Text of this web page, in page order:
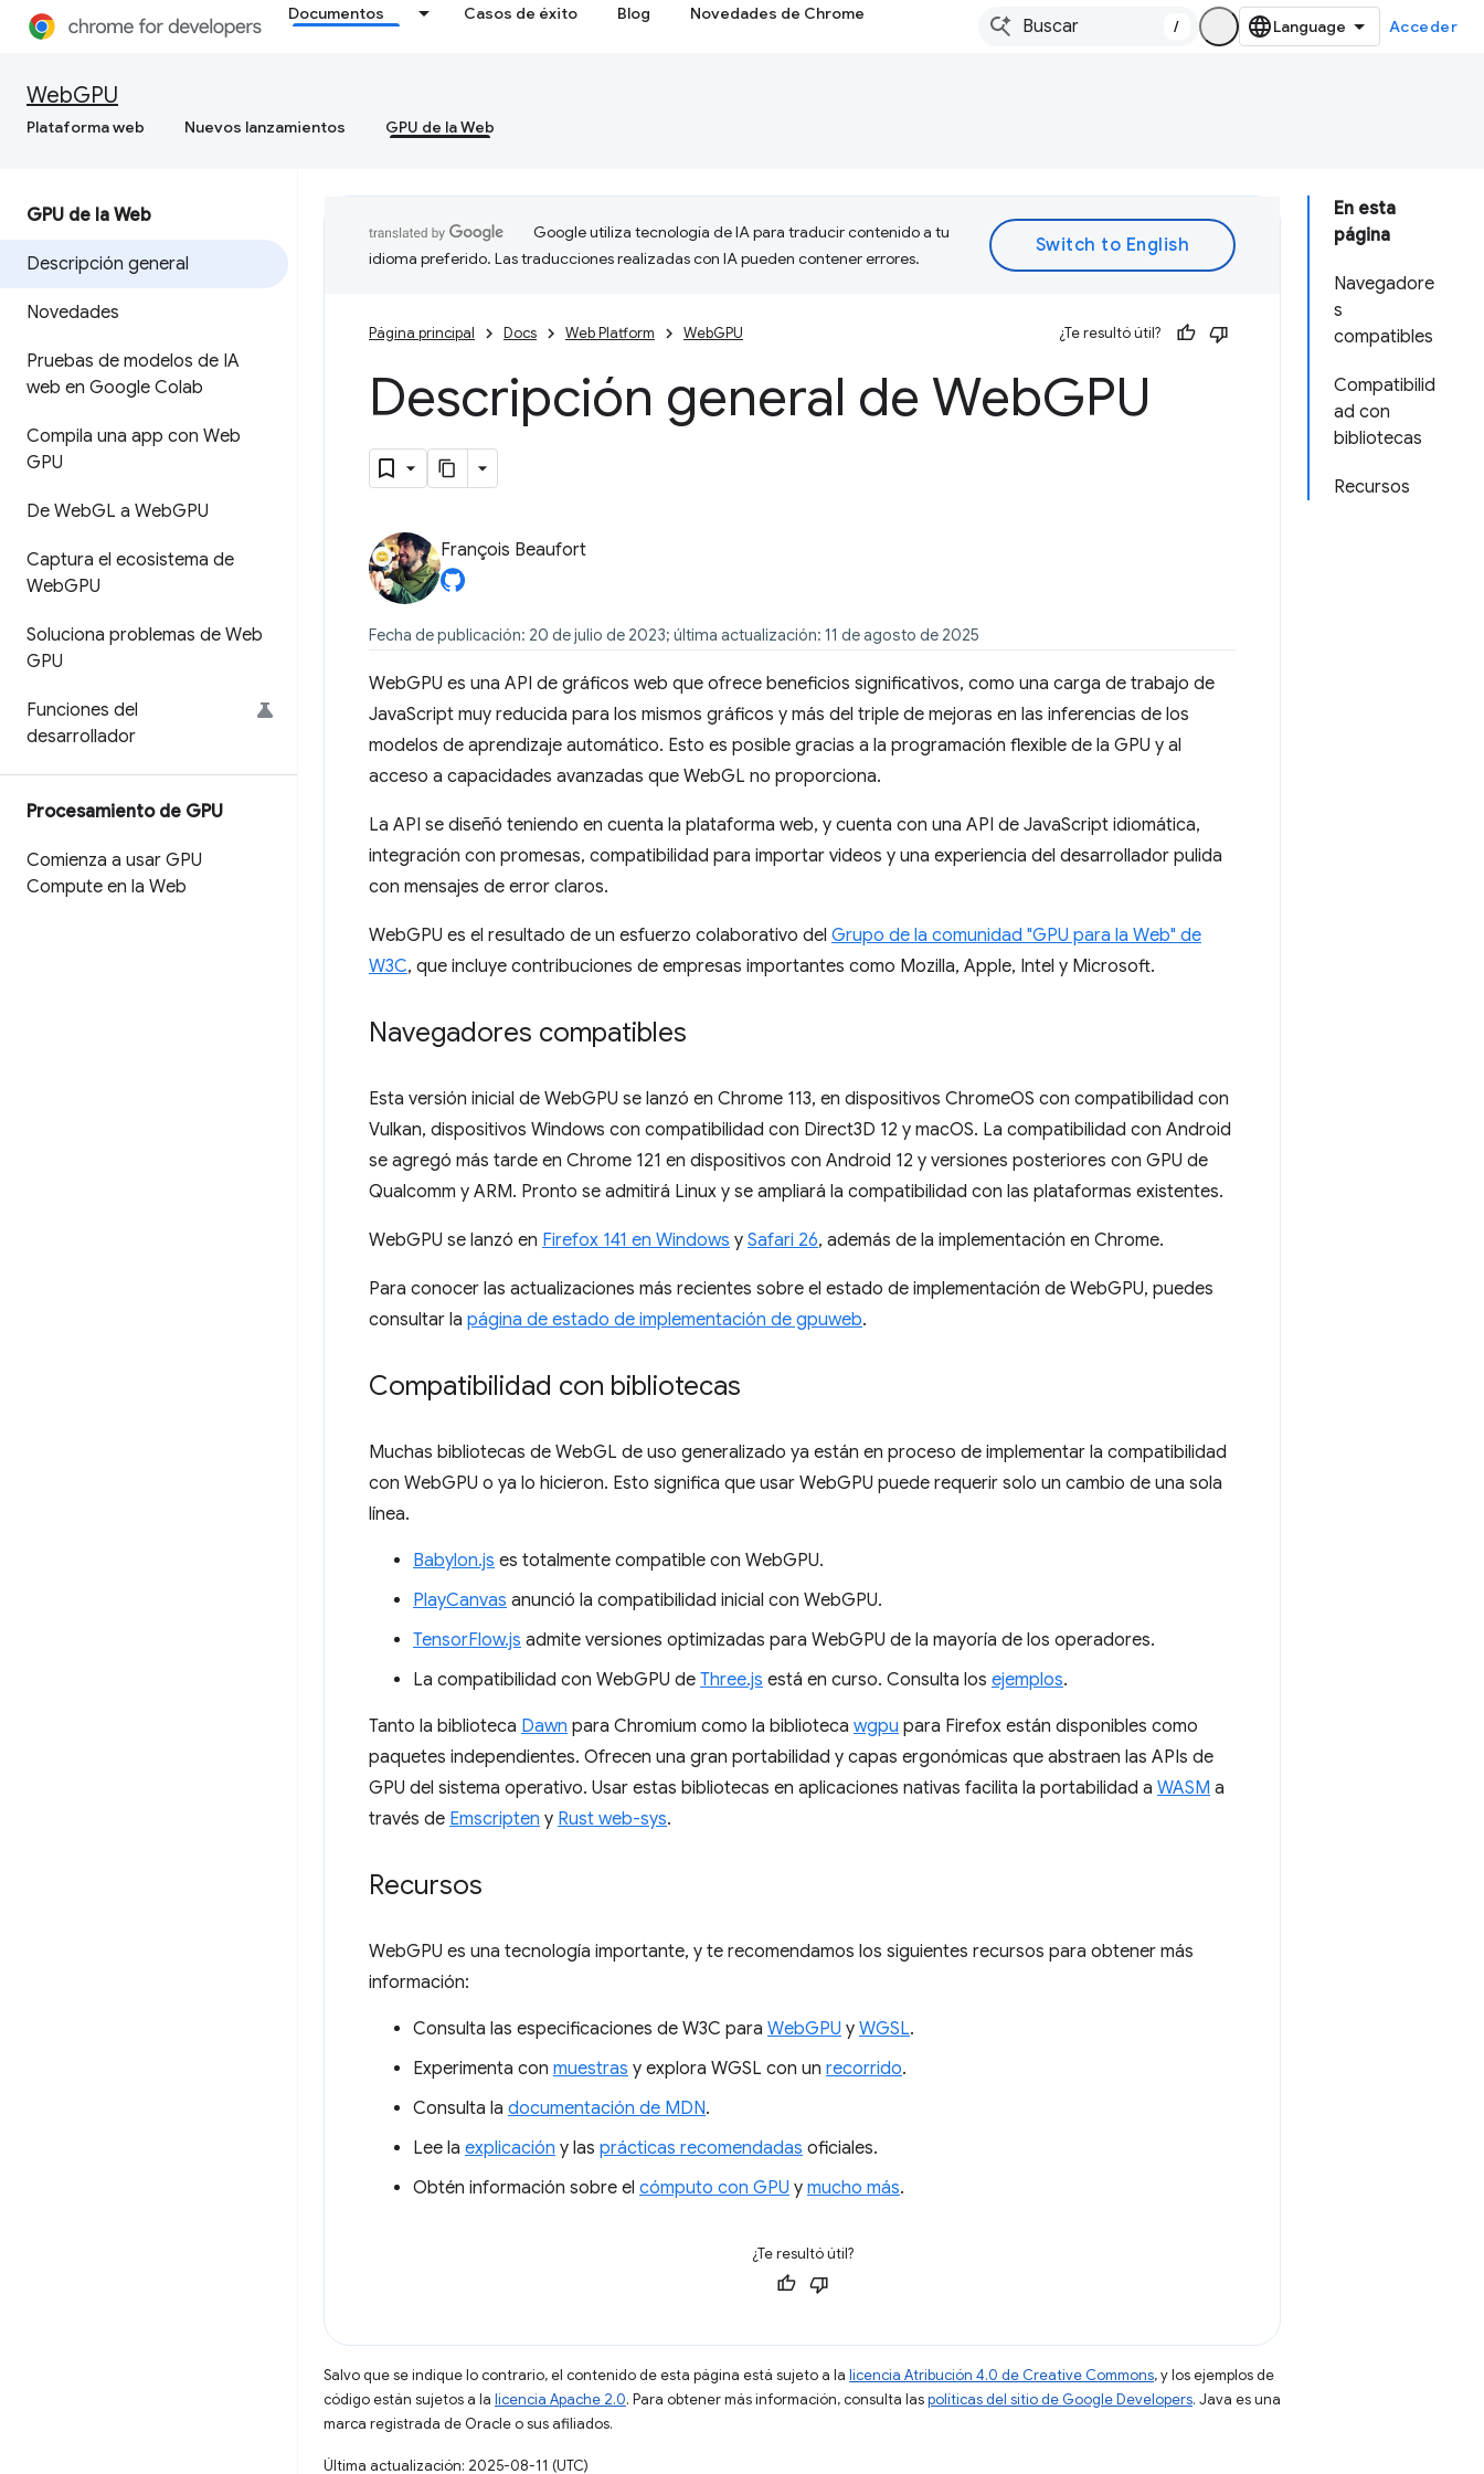
Documentos Casos de éxito Blog Novedades de Chrome
/ Acceder
WebGPU
Plataforma web Nuevos lanzamientos GPU de la Web
GPU de la Web
Descripción general
Novedades
Pruebas de modelos de IA
web en Google Colab
Compila una app con Web
GPU
De WebGL a WebGPU
Captura el ecosistema de
WebGPU
Soluciona problemas de Web
GPU
Funciones del
desarrollador
Procesamiento de GPU
Comienza a usar GPU
Compute en la Web
En esta
página
Navegadore
s
compatibles
Compatibilid
ad con
bibliotecas
Recursos
Google utiliza tecnología de IA para traducir contenido a tu
idioma preferido. Las traducciones realizadas con IA pueden contener errores.
Página principal Docs Web Platform WebGPU ¿Te resultó útil?
Descripción general de WebGPU
François Beaufort
Fecha de publicación: 20 de julio de 2023; última actualización: 11 de agosto de 2025
WebGPU es una API de gráficos web que ofrece beneficios significativos, como una carga de trabajo de
JavaScript muy reducida para los mismos gráficos y más del triple de mejoras en las inferencias de los
modelos de aprendizaje automático. Esto es posible gracias a la programación flexible de la GPU y al
acceso a capacidades avanzadas que WebGL no proporciona.
La API se diseñó teniendo en cuenta la plataforma web, y cuenta con una API de JavaScript idiomática,
integración con promesas, compatibilidad para importar videos y una experiencia del desarrollador pulida
con mensajes de error claros.
WebGPU es el resultado de un esfuerzo colaborativo del Grupo de la comunidad "GPU para la Web" de
W3C, que incluye contribuciones de empresas importantes como Mozilla, Apple, Intel y Microsoft.
Navegadores compatibles
Esta versión inicial de WebGPU se lanzó en Chrome 113, en dispositivos ChromeOS con compatibilidad con
Vulkan, dispositivos Windows con compatibilidad con Direct3D 12 y macOS. La compatibilidad con Android
se agregó más tarde en Chrome 121 en dispositivos con Android 12 y versiones posteriores con GPU de
Qualcomm y ARM. Pronto se admitirá Linux y se ampliará la compatibilidad con las plataformas existentes.
WebGPU se lanzó en Firefox 141 en Windows y Safari 26, además de la implementación en Chrome.
Para conocer las actualizaciones más recientes sobre el estado de implementación de WebGPU, puedes
consultar la página de estado de implementación de gpuweb.
Compatibilidad con bibliotecas
Muchas bibliotecas de WebGL de uso generalizado ya están en proceso de implementar la compatibilidad
con WebGPU o ya lo hicieron. Esto significa que usar WebGPU puede requerir solo un cambio de una sola
línea.
Babylon.js es totalmente compatible con WebGPU.
PlayCanvas anunció la compatibilidad inicial con WebGPU.
TensorFlow.js admite versiones optimizadas para WebGPU de la mayoría de los operadores.
La compatibilidad con WebGPU de Three.js está en curso. Consulta los ejemplos.
Tanto la biblioteca Dawn para Chromium como la biblioteca wgpu para Firefox están disponibles como
paquetes independientes. Ofrecen una gran portabilidad y capas ergonómicas que abstraen las APIs de
GPU del sistema operativo. Usar estas bibliotecas en aplicaciones nativas facilita la portabilidad a WASM a
través de Emscripten y Rust web-sys.
Recursos
WebGPU es una tecnología importante, y te recomendamos los siguientes recursos para obtener más
información:
Consulta las especificaciones de W3C para WebGPU y WGSL.
Experimenta con muestras y explora WGSL con un recorrido.
Consulta la documentación de MDN.
Lee la explicación y las prácticas recomendadas oficiales.
Obtén información sobre el cómputo con GPU y mucho más.
¿Te resultó útil?
Salvo que se indique lo contrario, el contenido de esta página está sujeto a la licencia Atribución 4.0 de Creative Commons, y los ejemplos de
código están sujetos a la licencia Apache 2.0. Para obtener más información, consulta laspolíticas del sitio de Google Developers. Java es una
marca registrada de Oracle o sus afiliados.
Última actualización: 2025-08-11 (UTC)